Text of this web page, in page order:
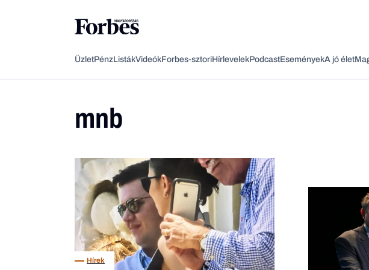
Vagy
ÜzletPénzListákVideókForbes-sztoriHírlevelekPodcastEseményekA jó élet
mnb
Hírek